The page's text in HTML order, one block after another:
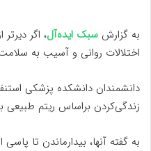
به گزارش سبک ایده‌آل
اختلالات روانی و آسیب به
دانشمندان دانشکده پزشکی
زندگی‌کردن براساس ریتم طبیعی
به گفته آنها، بیدارماندن تا